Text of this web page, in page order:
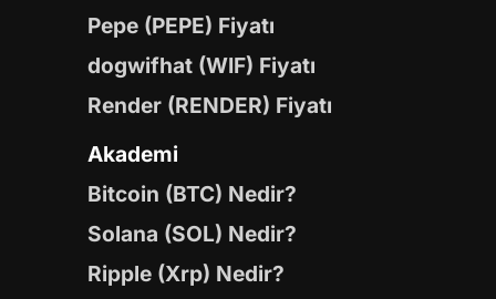
Pepe (PEPE) Fiyatı
dogwifhat (WIF) Fiyatı
Render (RENDER) Fiyatı
Akademi
Bitcoin (BTC) Nedir?
Solana (SOL) Nedir?
Ripple (Xrp) Nedir?